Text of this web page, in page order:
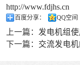
http://www.fdjhs.cn
百度分享： QQ空间
上一篇： 发电机组
下一篇： 交流发电